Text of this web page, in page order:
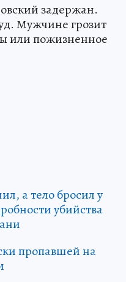
задержан.
Мужчине грозит
или пожизненное
а тело бросил у
убийства
пропавшей на